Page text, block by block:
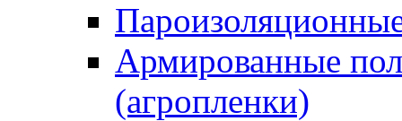
Армированные
(агропленки)